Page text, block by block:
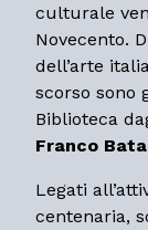
culturale
Novecento.
dell’arte
scorso sono
Biblioteca
Franco
Legati
centenaria,